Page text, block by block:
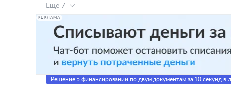
Еще 7
РЕКЛАМА
Решение о финансировании по двум документам за 10 секунд в